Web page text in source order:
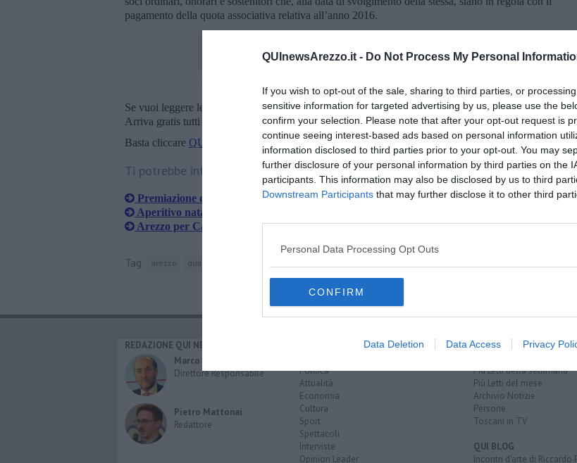
QUInewsArezzo.it - Do Not Process My Personal
If you wish to opt-out of the sale, sharing to third parties, or
sensitive information for targeted advertising by us, please use the
confirm your selection. Please note that after your opt-out request is
continue seeing interest-based ads based on personal information
information disclosed to third parties prior to your opt-out. You may
further disclosure of your personal information by third parties on the
participants. This information may also be disclosed by us to third
Downstream Participants that may further disclose it to other third
Personal Data Processing Opt Outs
CONFIRM
Data Deletion Data Access Privacy
pagamento della quota associativa relativa all’anno 2016.
Se vuoi leggere le notizie principali della Toscana iscriviti allaNewsletter QUInews -
Arriva gratis tutti i giorni alle 20:00 direttamente nella tua casella di posta.
Basta cliccare QUI
Ti potrebbe interessare anche:
Premiazione dei giostratori
Aperitivo natalizio al quartiere
Arezzo per Capitan Ciuffino
Tag arezzo quartiere di porta santo spirito
REDAZIONE QUI NEWS
Marco Migli
Direttore Responsabile
Pietro Mattonai
Redattore
Politica
Attualità
Economia
Cultura
Sport
Spettacoli
Interviste
Opinion Leader
RUBRICHE
Più Letti della settimana
Più Letti del mese
Archivio Notizie
Persone
Toscani in TV
QUI BLOG
Incontri d'arte di Riccardo